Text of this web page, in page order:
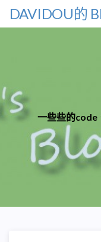
DAVIDOU的
一些些的code